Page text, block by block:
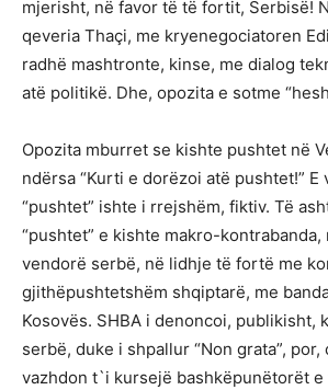
mjerisht, në favor të të fortit, Serbisë!
qeveria Thaçi, me kryenegociatoren
radhë mashtronte, kinse, me dialog
atë politikë. Dhe, opozita e sotme
Opozita mburret se kishte pushtet në
ndërsa “Kurti e dorëzoi atë pushtet!”
“pushtet” ishte i rrejshëm, fiktiv. Të
“pushtet” e kishte makro-
vendorë serbë, në lidhje të fortë me
gjithëpushtetshëm shqiptarë, me
Kosovës. SHBA i denoncoi, publikisht,
serbë, duke i shpallur “Non grata”,
vazhdon t`i kursejë bashkëpunëtorët e